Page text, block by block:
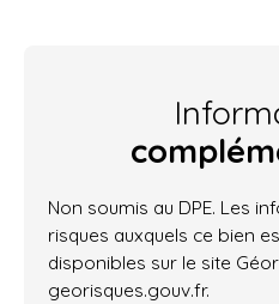
Non soumis au DPE. Les
risques auxquels ce bien
disponibles sur le site
georisques.gouv.fr.